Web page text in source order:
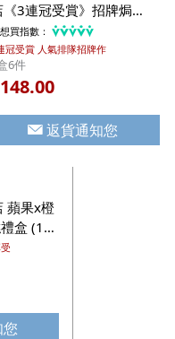
《3連冠受賞》招牌焗
蛋糕 (1盒6件)
【市集世界 - 日本市
】
買指數：
冠受賞 人氣排隊招牌作
6件
148.00
返貨通知您
蘋果x橙
盒 (1盒
市